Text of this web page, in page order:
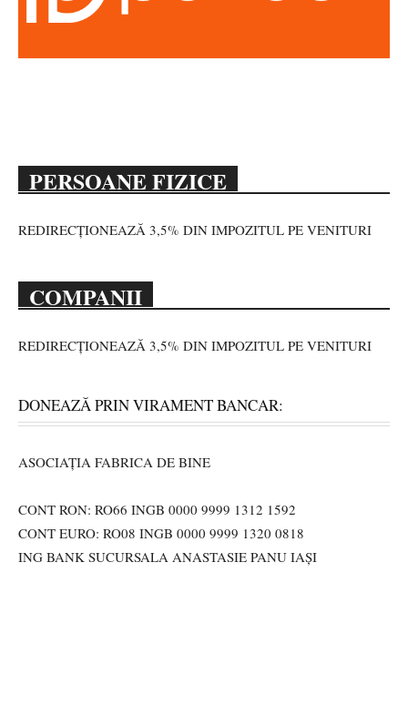
PERSOANE FIZICE
REDIRECȚIONEAZĂ 3,5% DIN IMPOZITUL PE VENITURI
COMPANII
REDIRECȚIONEAZĂ 3,5% DIN IMPOZITUL PE VENITURI
DONEAZĂ PRIN VIRAMENT BANCAR:
ASOCIAȚIA FABRICA DE BINE
CONT RON: RO66 INGB 0000 9999 1312 1592
CONT EURO: RO08 INGB 0000 9999 1320 0818
ING BANK SUCURSALA ANASTASIE PANU IAȘI